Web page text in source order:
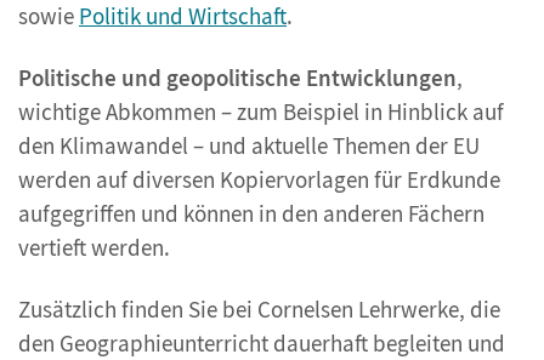
sowie Politik und Wirtschaft.
Politische und geopolitische Entwicklungen,
wichtige Abkommen – zum Beispiel in Hinblick auf
den Klimawandel – und aktuelle Themen der EU
werden auf diversen Kopiervorlagen für Erdkunde
aufgegriffen und können in den anderen Fächern
vertieft werden.
Zusätzlich finden Sie bei Cornelsen Lehrwerke, die
den Geographieunterricht dauerhaft begleiten und